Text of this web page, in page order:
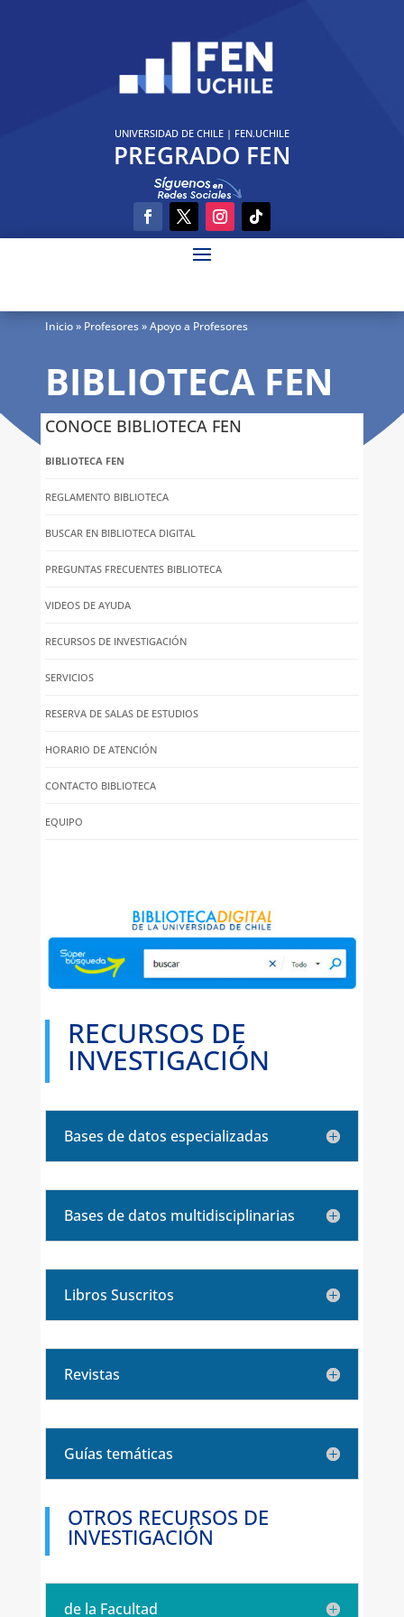
UNIVERSIDAD DE CHILE| FEN.UCHILE
PREGRADO FEN
Inicio» Profesores » Apoyo a Profesores
BIBLIOTECA FEN
CONOCE BIBLIOTECA FEN
BIBLIOTECA FEN
REGLAMENTO BIBLIOTECA
BUSCAR EN BIBLIOTECA DIGITAL
PREGUNTAS FRECUENTES BIBLIOTECA
VIDEOS DE AYUDA
RECURSOS DE INVESTIGACIÓN
SERVICIOS
RESERVA DE SALAS DE ESTUDIOS
HORARIO DE ATENCIÓN
CONTACTO BIBLIOTECA
EQUIPO
RECURSOS DE
INVESTIGACIÓN
Bases de datos especializadas
Bases de datos multidisciplinarias
Libros Suscritos
Revistas
Guías temáticas
OTROS RECURSOS DE
INVESTIGACIÓN
de la Facultad